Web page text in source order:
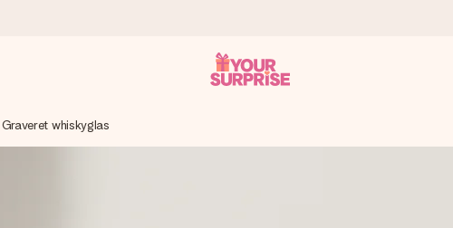
du kan give den på det helt rette tidspunkt, når den betyder allermest.
Graveret whiskyglas